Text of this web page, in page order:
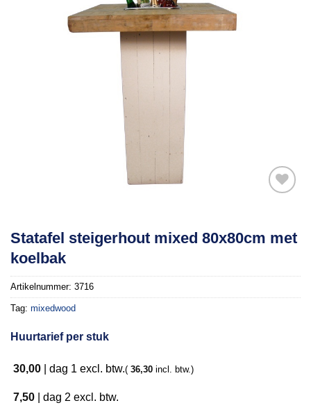
aan
Statafel steigerhout mixed 80x80cm met
koelbak
Artikelnummer: 3716
Tag: mixedwood
Huurtarief per stuk
30,00 dag 1 excl. btw.( 36,30 incl. btw.)
7,50 dag 2 excl. btw.